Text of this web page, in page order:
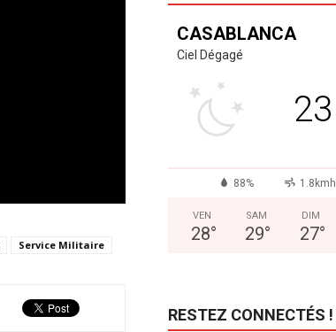
Service Militaire
CASABLANCA
Ciel Dégagé
23
88% 1.8kmh
VEN
28°
SAM
29°
DIM
27°
RESTEZ CONNECTÉS !